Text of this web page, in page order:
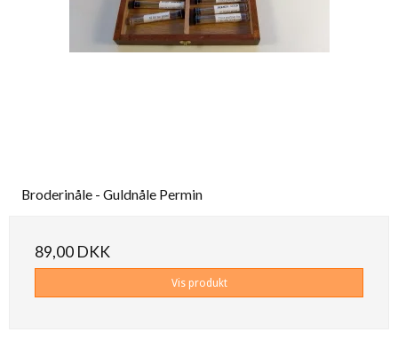
Broderinåle - Guldnåle Permin
89,00 DKK
Vis produkt